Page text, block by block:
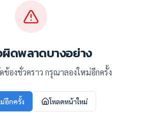
ผิดพลาดบางอย่าง
องชั่วคราว กรุณาลองใหม่อีกครั้ง
อีกครั้ง โหลดหน้าใหม่